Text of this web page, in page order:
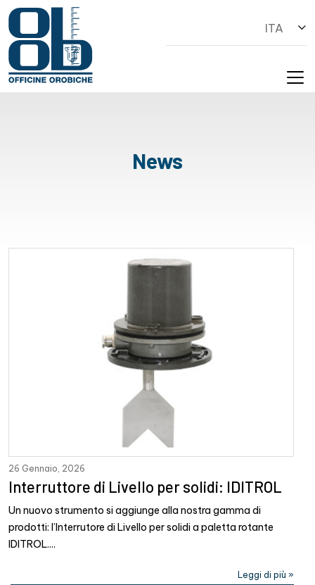
ITA
News
26 Gennaio, 2026
Interruttore di Livello per solidi: IDITROL
Un nuovo strumento si aggiunge alla nostra gamma di
prodotti: l’Interrutore di Livello per solidi a paletta rotante
IDITROL....
Leggi di più »